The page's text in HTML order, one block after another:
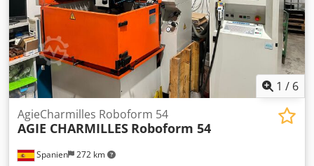
1 / 6
Spanien 272 km
AgieCharmilles Roboform 54
AGIE CHARMILLES Roboform 54